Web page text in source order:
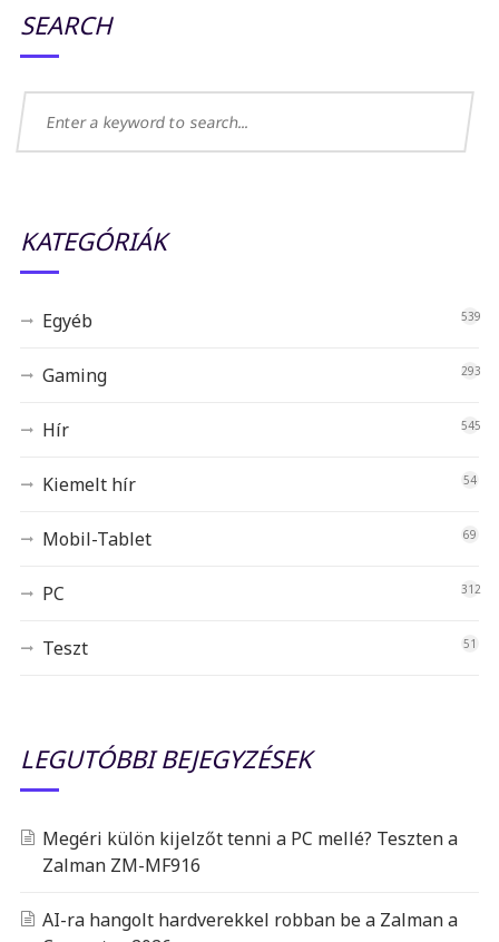
SEARCH
KATEGÓRIÁK
Egyéb 539
Gaming 293
Hír 545
Kiemelt hír 54
Mobil-Tablet 69
PC 312
Teszt 51
LEGUTÓBBI BEJEGYZÉSEK
Megéri külön kijelzőt tenni a PC mellé? Teszten a
Zalman ZM-MF916
AI-ra hangolt hardverekkel robban be a Zalman a